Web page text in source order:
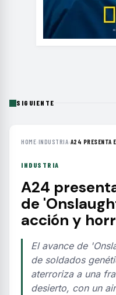
SIGUIENTE
HOME›INDUSTRIA›A24 PRESENTA
INDUSTRIA
A24
de
acción y
El avance de
de soldados
aterroriza a una
desierto, con un